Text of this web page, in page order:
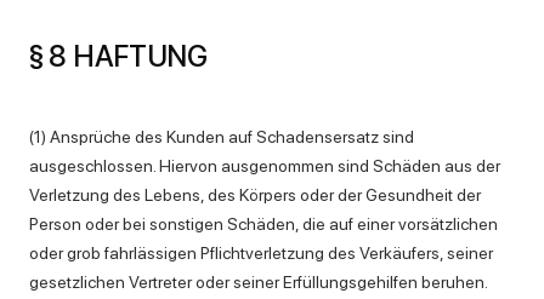
§ 8 HAFTUNG
(1) Ansprüche des Kunden auf Schadensersatz sind
ausgeschlossen. Hiervon ausgenommen sind Schäden aus der
Verletzung des Lebens, des Körpers oder der Gesundheit der
Person oder bei sonstigen Schäden, die auf einer vorsätzlichen
oder grob fahrlässigen Pflichtverletzung des Verkäufers, seiner
gesetzlichen Vertreter oder seiner Erfüllungsgehilfen beruhen.